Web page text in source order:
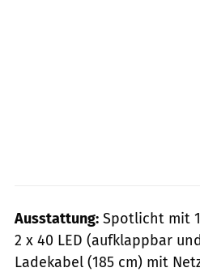
Ausstattung: Spotlicht mit
2 x 40 LED (aufklappbar
Ladekabel (185 cm) mit